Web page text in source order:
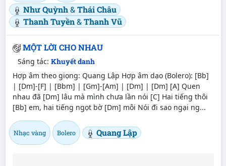
Như Quỳnh&Thái Châu
Thanh Tuyền&Thanh Vũ
MỘT LỜI CHO NHAU
Sáng tác: Khuyết danh
Hợp âm theo giọng: Quang Lập Hợp âm dạo (Bolero): [Bb]
| [Dm]-[F] | [Bbm] | [Gm]-[Am] | [Dm] | [Dm] [A] Quen
nhau đã [Dm] lâu mà mình chưa lần nói [C] Hai tiếng thôi
[Bb] em, hai tiếng ngọt bờ [Dm] môi Nói đi sao ngại ng...
Nhạc vàng Bolero Quang Lập